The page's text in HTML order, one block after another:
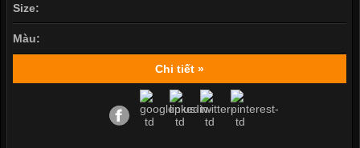
Size:
Màu:
Chi tiết »